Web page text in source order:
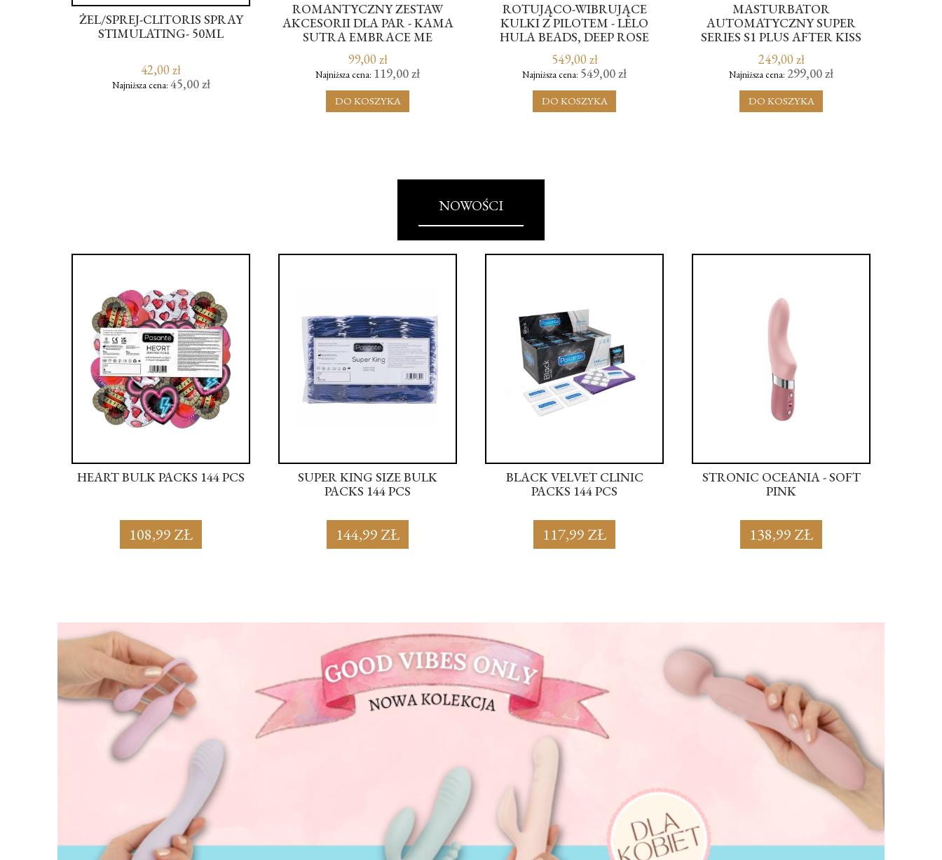
ŻEL/SPREJ-CLITORIS SPRAY
STIMULATING- 50ML
42,00 zł
Najniższa cena: 45,00 zł
ROMANTYCZNY ZESTAW
AKCESORII DLA PAR - KAMA
SUTRA EMBRACE ME
PLAYSET
99,00 zł
Najniższa cena: 119,00 zł
DO KOSZYKA
ROTUJĄCO-WIBRUJĄCE
KULKI Z PILOTEM - LELO
HULA BEADS, DEEP ROSE
549,00 zł
Najniższa cena: 549,00 zł
DO KOSZYKA
MASTURBATOR
AUTOMATYCZNY SUPER
SERIES S1 PLUS AFTER KISS
249,00 zł
Najniższa cena: 299,00 zł
DO KOSZYKA
NOWOŚCI
HEART BULK PACKS 144 PCS
108,99 ZŁ
SUPER KING SIZE BULK
PACKS 144 PCS
144,99 ZŁ
BLACK VELVET CLINIC
PACKS 144 PCS
117,99 ZŁ
STRONIC OCEANIA - SOFT
PINK
138,99 ZŁ